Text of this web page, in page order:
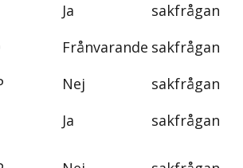
Ja sakfrågan
Frånvarande sakfrågan
Nej sakfrågan
Ja sakfrågan